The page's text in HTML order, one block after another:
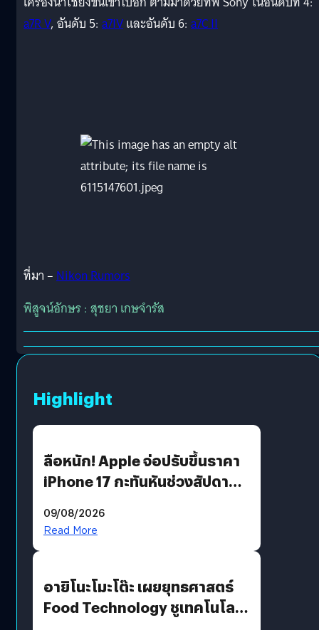
a7R V, อันดับ 5: a7IVและอันดับ 6: a7C II
ที่มา –Nikon Rumors
พิสูจน์อักษร : สุชยา เกษจำรัส
Highlight
ลือหนัก! Apple จ่อปรับขึ้นราคา
iPhone 17 กะทันหันช่วงสัปดาห์ที่
09/08/2026
Read More
อายิโนะโมะโต๊ะ เผยยุทธศาสตร์
Food Technology ชูเทคโนโลยี